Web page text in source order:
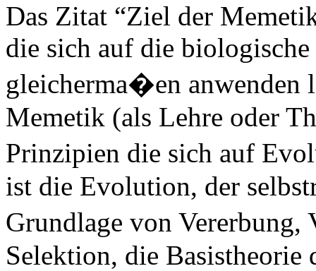
Das Zitat “Ziel der
die sich auf die
gleicherma�en anwenden
Memetik (als Lehre oder
Prinzipien die sich auf
ist die Evolution, der
Grundlage von
Selektion, die